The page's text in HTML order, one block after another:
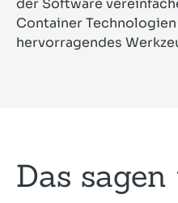
der Software
Container
hervorragendes
Das sagen